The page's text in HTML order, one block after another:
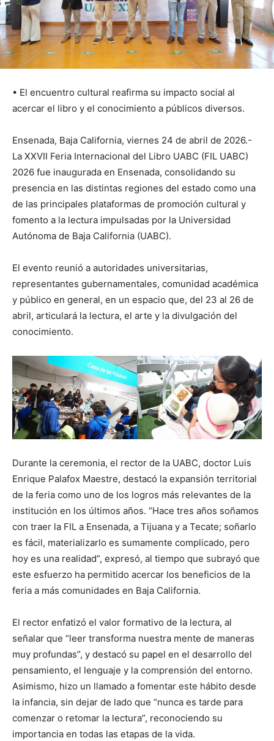
• El encuentro cultural reafirma su impacto social al
acercar el libro y el conocimiento a públicos diversos.
Ensenada, Baja California, viernes 24 de abril de 2026.-
La XXVII Feria Internacional del Libro UABC (FIL UABC)
2026 fue inaugurada en Ensenada, consolidando su
presencia en las distintas regiones del estado como una
de las principales plataformas de promoción cultural y
fomento a la lectura impulsadas por la Universidad
Autónoma de Baja California (UABC).
El evento reunió a autoridades universitarias,
representantes gubernamentales, comunidad académica
y público en general, en un espacio que, del 23 al 26 de
abril, articulará la lectura, el arte y la divulgación del
conocimiento.
Durante la ceremonia, el rector de la UABC, doctor Luis
Enrique Palafox Maestre, destacó la expansión territorial
de la feria como uno de los logros más relevantes de la
institución en los últimos años. “Hace tres años soñamos
con traer la FIL a Ensenada, a Tijuana y a Tecate; soñarlo
es fácil, materializarlo es sumamente complicado, pero
hoy es una realidad”, expresó, al tiempo que subrayó que
este esfuerzo ha permitido acercar los beneficios de la
feria a más comunidades en Baja California.
El rector enfatizó el valor formativo de la lectura, al
señalar que “leer transforma nuestra mente de maneras
muy profundas”, y destacó su papel en el desarrollo del
pensamiento, el lenguaje y la comprensión del entorno.
Asimismo, hizo un llamado a fomentar este hábito desde
la infancia, sin dejar de lado que “nunca es tarde para
comenzar o retomar la lectura”, reconociendo su
importancia en todas las etapas de la vida.